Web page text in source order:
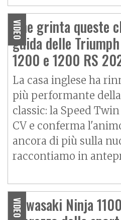
VIDEO
Che grinta queste
guida delle
1200 e 1200 RS
La casa inglese ha
più performante
classic: la Speed Twin
CV e conferma
ancora di più sulla
raccontiamo in
VIDEO
Kawasaki Ninja